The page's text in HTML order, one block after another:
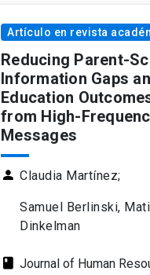
Artículo en revista
Reducing Parent-
Information Gaps
Education
from High-
Messages
person Claudia Martínez;
Samuel Berlinski,
Dinkelman
class Journal of Human